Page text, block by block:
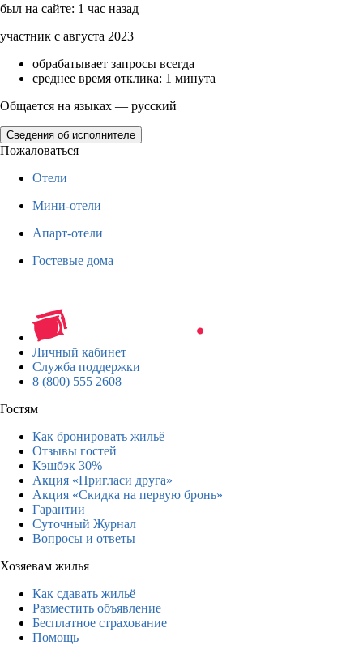
был на сайте: 1 час назад
участник с августа 2023
обрабатывает запросы всегда
среднее время отклика: 1 минута
Общается на языках — русский
Сведения об исполнителе
Пожаловаться
Отели
Мини-отели
Апарт-отели
Гостевые дома
Личный кабинет
Служба поддержки
8 (800) 555 2608
Гостям
Как бронировать жильё
Отзывы гостей
Кэшбэк 30%
Акция «Пригласи друга»
Акция «Скидка на первую бронь»
Гарантии
Суточный Журнал
Вопросы и ответы
Хозяевам жилья
Как сдавать жильё
Разместить объявление
Бесплатное страхование
Помощь